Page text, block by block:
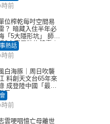
時前
位榨乾每吋空間易
？ 暗藏入住半年必
「5大隱形坑」 師傅
6字家居裝修錦囊｜
叮
熱話
時前
白海豚｜周日吹襲
料創天文台65年來
成登陸中國「最長
風」
時前
雲哽咽憶亡母離世